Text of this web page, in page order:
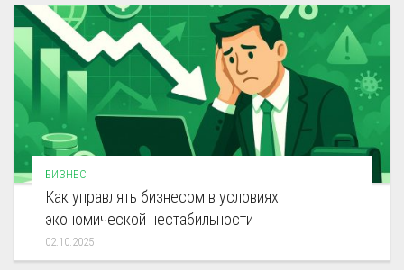
БИЗНЕС
Как управлять бизнесом в условиях
экономической нестабильности
02.10.2025